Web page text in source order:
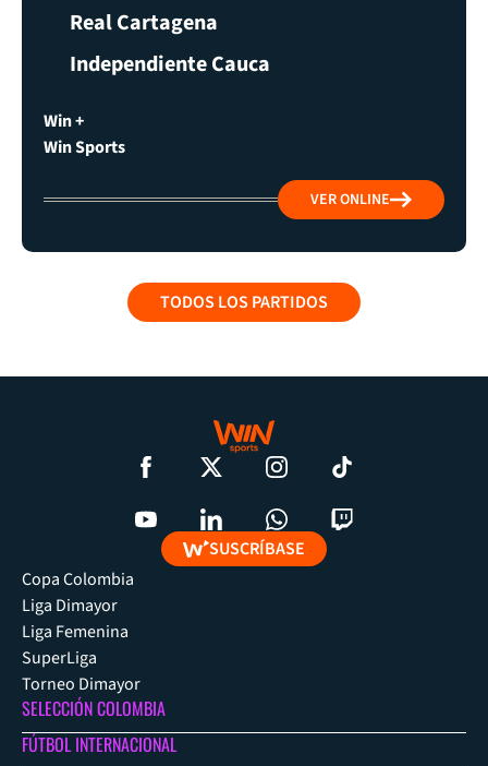
Real Cartagena
Independiente Cauca
Win +
Win Sports
VER ONLINE
TODOS LOS PARTIDOS
SUSCRÍBASE
Copa Colombia
Liga Dimayor
Liga Femenina
SuperLiga
Torneo Dimayor
SELECCIÓN COLOMBIA
FÚTBOL INTERNACIONAL